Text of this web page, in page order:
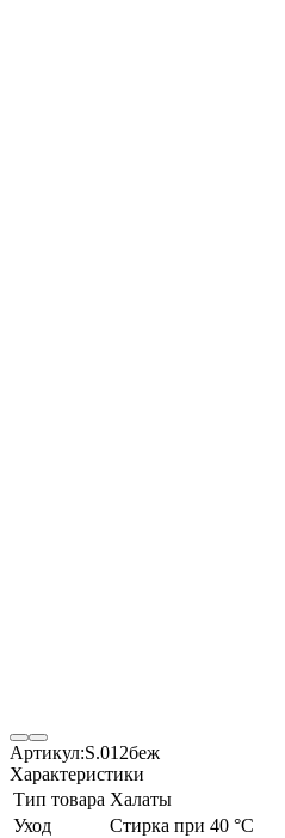
Артикул:S.012беж
Характеристики
Тип товара Халаты
Уход
Стирка при 40 °С